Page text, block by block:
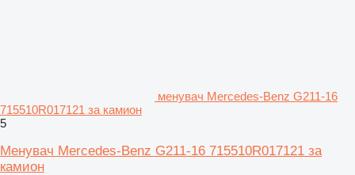
менувач Mercedes-Benz G211-16
715510R017121 за камион
5
Менувач Mercedes-Benz G211-16 715510R017121 за
камион